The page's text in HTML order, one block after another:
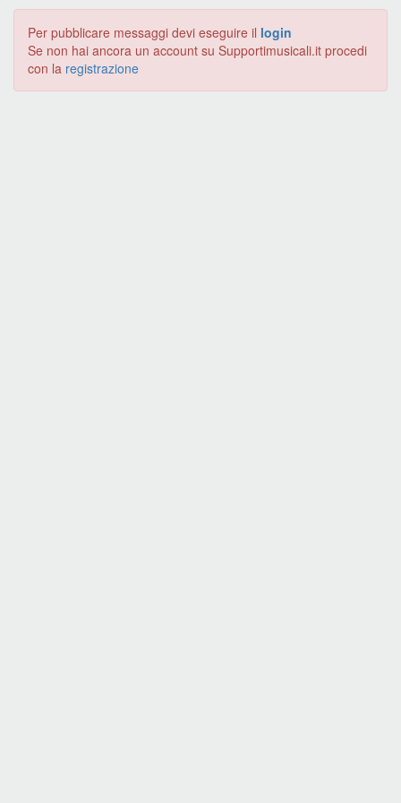
Per pubblicare messaggi devi eseguire il login
Se non hai ancora un account su Supportimusicali.it procedi
con la registrazione